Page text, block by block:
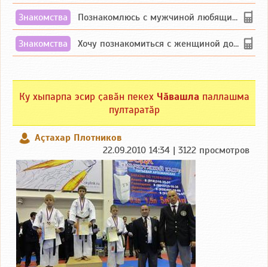
Знакомства Познакомлюсь с мужчиной любящим танцевать и петь на родном чувашском языке
Знакомства Хочу познакомиться с женщиной до 55 лет чувашской или русской национальности дл...
Ку хыпарпа эсир ҫавӑн пекех Чӑвашла паллашма
пултаратӑр
Аçтахар Плотников
22.09.2010 14:34 | 3122 просмотров